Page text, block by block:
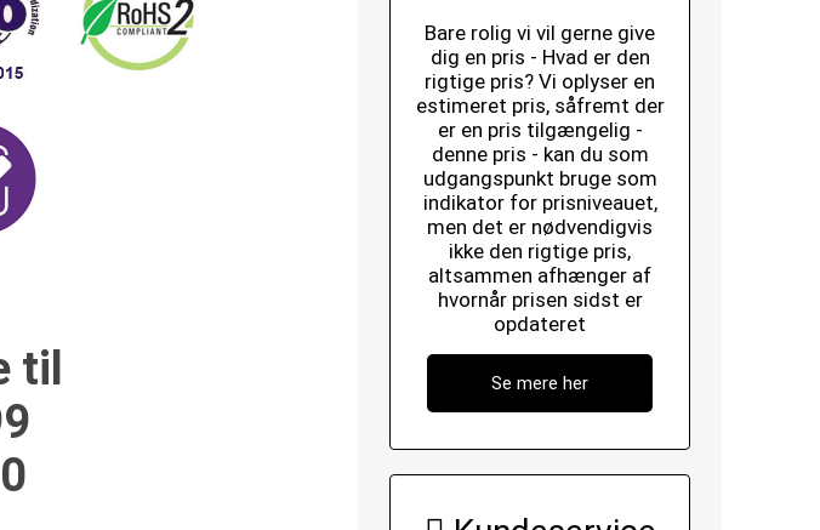
til
Bare rolig vi vil gerne give
dig en pris - Hvad er den
rigtige pris? Vi oplyser en
estimeret pris, såfremt der
er en pris tilgængelig -
denne pris - kan du som
udgangspunkt bruge som
indikator for prisniveauet,
men det er nødvendigvis
ikke den rigtige pris,
altsammen afhænger af
hvornår prisen sidst er
opdateret
Se mere her